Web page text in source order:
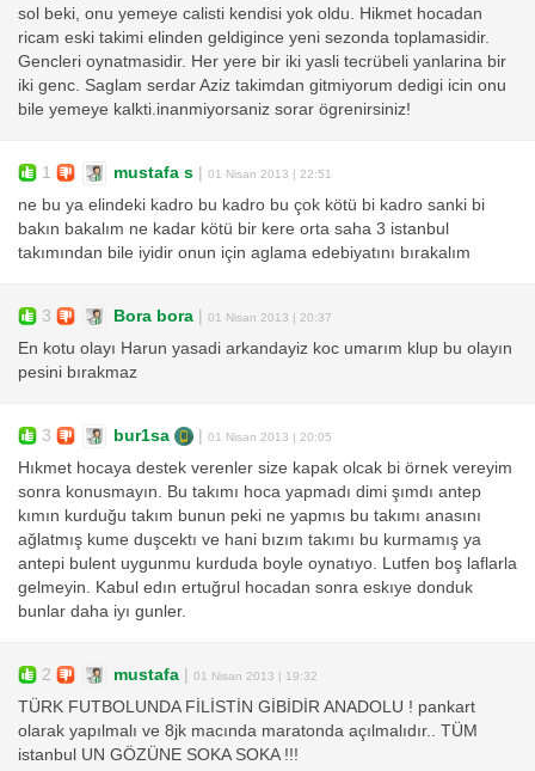
sol beki, onu yemeye calisti kendisi yok oldu. Hikmet hocadan
ricam eski takimi elinden geldigince yeni sezonda toplamasidir.
Gencleri oynatmasidir. Her yere bir iki yasli tecrübeli yanlarina bir
iki genc. Saglam serdar Aziz takimdan gitmiyorum dedigi icin onu
bile yemeye kalkti.inanmiyorsaniz sorar ögrenirsiniz!
1 mustafa s | 01 Nisan 2013 | 22:51
ne bu ya elindeki kadro bu kadro bu çok kötü bi kadro sanki bi
bakın bakalım ne kadar kötü bir kere orta saha 3 istanbul
takımından bile iyidir onun için aglama edebiyatını bırakalım
3 Bora bora | 01 Nisan 2013 | 20:37
En kotu olayı Harun yasadi arkandayiz koc umarım klup bu olayın
pesini bırakmaz
3 bur1sa | 01 Nisan 2013 | 20:05
Hıkmet hocaya destek verenler size kapak olcak bi örnek vereyim
sonra konusmayın. Bu takımı hoca yapmadı dimi şımdı antep
kımın kurduğu takım bunun peki ne yapmıs bu takımı anasını
ağlatmış kume duşcektı ve hani bızım takımı bu kurmamış ya
antepi bulent uygunmu kurduda boyle oynatıyo. Lutfen boş laflarla
gelmeyin. Kabul edın ertuğrul hocadan sonra eskıye donduk
bunlar daha iyı gunler.
2 mustafa | 01 Nisan 2013 | 19:32
TÜRK FUTBOLUNDA FİLİSTİN GİBİDİR ANADOLU ! pankart
olarak yapılmalı ve 8jk macında maratonda açılmalıdır.. TÜM
istanbul UN GÖZÜNE SOKA SOKA !!!